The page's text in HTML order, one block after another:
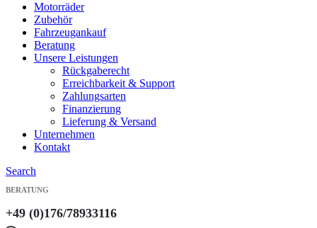
Motorräder
Zubehör
Fahrzeugankauf
Beratung
Unsere Leistungen
Rückgaberecht
Erreichbarkeit & Support
Zahlungsarten
Finanzierung
Lieferung & Versand
Unternehmen
Kontakt
Search
BERATUNG
+49 (0)176/78933116